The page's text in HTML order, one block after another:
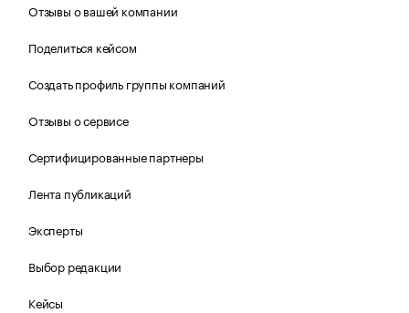
Отзывы о вашей компании
Поделиться кейсом
Создать профиль группы компаний
Отзывы о сервисе
Сертифицированные партнеры
Лента публикаций
Эксперты
Выбор редакции
Кейсы